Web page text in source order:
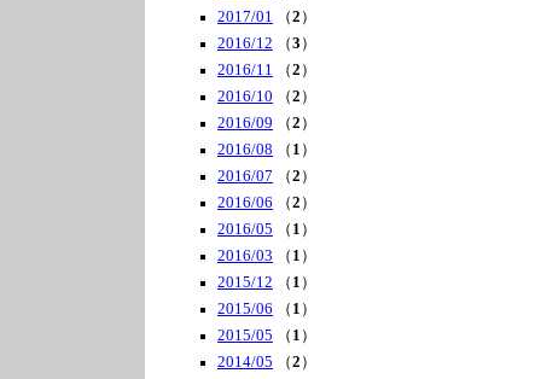
2017/01 （2 ）
2016/12 （3 ）
2016/11 （2 ）
2016/10 （2 ）
2016/09 （2 ）
2016/08 （ 1 ）
2016/07 （2 ）
2016/06 （2 ）
2016/05 （ 1 ）
2016/03 （ 1 ）
2015/12 （ 1 ）
2015/06 （ 1 ）
2015/05 （ 1 ）
2014/05 （2 ）